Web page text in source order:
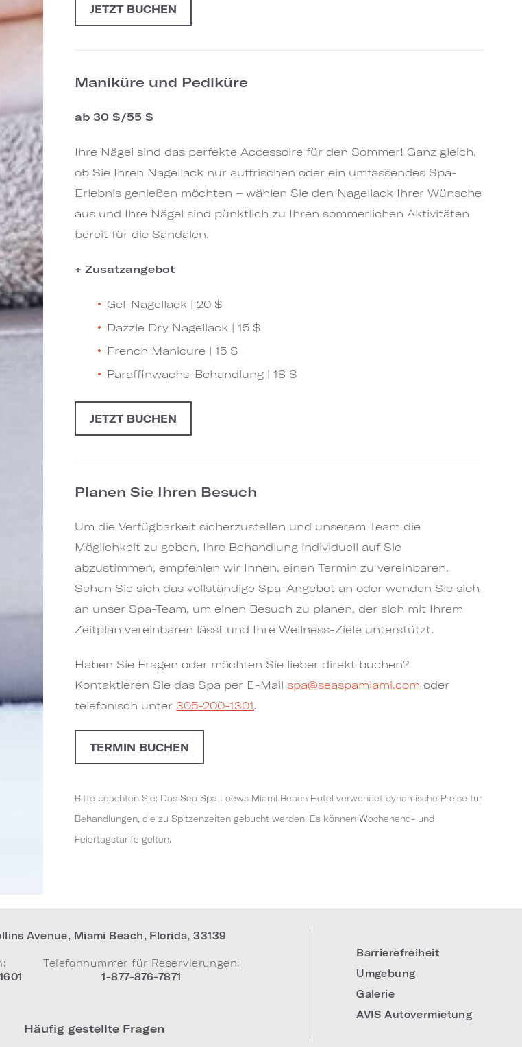
JETZT BUCHEN
Maniküre und Pediküre
ab 30 $/55 $
Ihre Nägel sind das perfekte Accessoire für den Sommer! Ganz gleich,
ob Sie Ihren Nagellack nur auffrischen oder ein umfassendes Spa-
Erlebnis genießen möchten – wählen Sie den Nagellack Ihrer Wünsche
aus und Ihre Nägel sind pünktlich zu Ihren sommerlichen Aktivitäten
bereit für die Sandalen.
+ Zusatzangebot
Gel-Nagellack | 20 $
Dazzle Dry Nagellack | 15 $
French Manicure | 15 $
Paraffinwachs-Behandlung | 18 $
JETZT BUCHEN
Planen Sie Ihren Besuch
Um die Verfügbarkeit sicherzustellen und unserem Team die
Möglichkeit zu geben, Ihre Behandlung individuell auf Sie
abzustimmen, empfehlen wir Ihnen, einen Termin zu vereinbaren.
Sehen Sie sich das vollständige Spa-Angebot an oder wenden Sie sich
an unser Spa-Team, um einen Besuch zu planen, der sich mit Ihrem
Zeitplan vereinbaren lässt und Ihre Wellness-Ziele unterstützt.
Haben Sie Fragen oder möchten Sie lieber direkt buchen?
Kontaktieren Sie das Spa per E-Mail spa@seaspamiami.com oder
telefonisch unter 305-200-1301.
TERMIN BUCHEN
Bitte beachten Sie: Das Sea Spa Loews Miami Beach Hotel verwendet dynamische Preise für
Behandlungen, die zu Spitzenzeiten gebucht werden. Es können Wochenend- und
Feiertagstarife gelten.
Avenue, Miami Beach, Florida,33139
Telefonnummer für Reservierungen:
1-877-876-7871
Häufig gestellte Fragen
Barrierefreiheit
Umgebung
Galerie
AVIS Autovermietung